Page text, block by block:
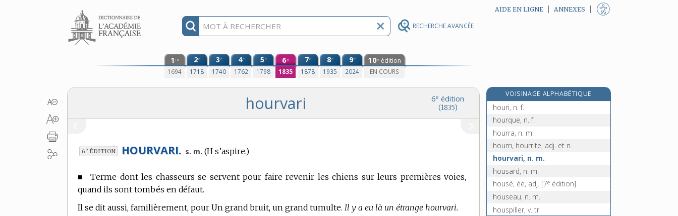
RECHERCHE AVANCÉE
Aller au contenu AIDE EN LIGNE ANNEXES
1 re
1694
2e
1718
3e
1740
4e
1762
5e
1798
6e
1835
7e
1878
8e
1935
9e
2024
10e édition
EN COURS
6e édition
(1835)
hourvari
6e ÉDITION HOURVARI. s. m. (H s’aspire.)
■Terme dont les chasseurs se serventpour faire revenir les chiens sur leurs premières voies,
quand ils sont tombés en défaut.
Il se dit aussi, familièrement, pour Un grand bruit, un grand tumulte. Il y a eu là un étrange hourvari.
VOISINAGE ALPHABÉTIQUE
houret, n. m.
houri, n. f.
hourque, n. f.
hourra, n. m.
hourri, hourrite, adj. et n.
hourvari, n. m.
housard, n. m.
housé, ée, adj. [7e édition]
houseau, n. m.
houspiller, v. tr.